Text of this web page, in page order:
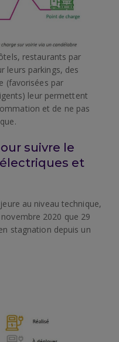
restaurants par
leurs parkings, des
(favorisées par
leur permettent
et de ne pas
suivre le
et
au niveau technique,
2020 que 29
stagnation depuis un